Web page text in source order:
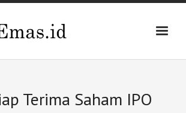
Terima Saham IPO